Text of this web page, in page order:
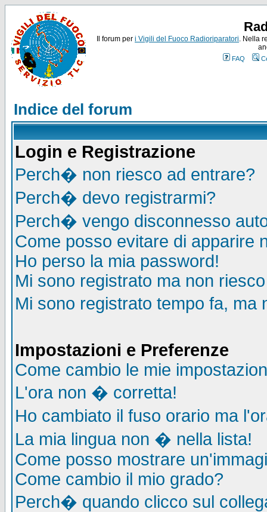
Il forum per i Vigili del Fuoco Radioriparatori. Nella
FAQ
Indice del forum
Login e Registrazione
Perch� non riesco ad entrare?
Perch� devo registrarmi?
Perch� vengo disconnesso
Come posso evitare di apparire
Ho perso la mia password!
Mi sono registrato ma non
Mi sono registrato tempo fa,
Impostazioni e Preferenze
Come cambio le mie
L'ora non � corretta!
Ho cambiato il fuso orario ma
La mia lingua non � nella lista!
Come posso mostrare
Come cambio il mio grado?
Perch� quando clicco sul